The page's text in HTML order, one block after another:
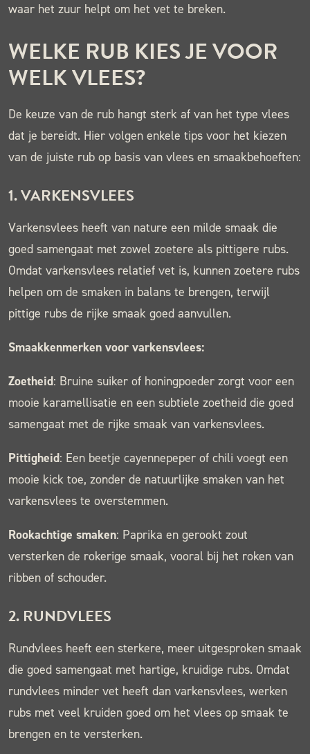
waar het zuur helpt om het vet te breken.
WELKE RUB KIES JE VOOR
WELK VLEES?
De keuze van de rub hangt sterk af van het type vlees
dat je bereidt. Hier volgen enkele tips voor het kiezen
van de juiste rub op basis van vlees en smaakbehoeften:
1.VARKENSVLEES
Varkensvlees heeft van nature een milde smaak die
goed samengaat met zowel zoetere als pittigere rubs.
Omdat varkensvlees relatief vet is, kunnen zoetere rubs
helpen om de smaken in balans te brengen, terwijl
pittige rubs de rijke smaak goed aanvullen.
Smaakkenmerken voor varkensvlees:
Zoetheid: Bruine suiker of honingpoeder zorgt voor een
mooie karamellisatie en een subtiele zoetheid die goed
samengaat met de rijke smaak van varkensvlees.
Pittigheid: Een beetje cayennepeper of chili voegt een
mooie kick toe, zonder de natuurlijke smaken van het
varkensvlees te overstemmen.
Rookachtige smaken: Paprika en gerookt zout
versterken de rokerige smaak, vooral bij het roken van
ribben of schouder.
2. RUNDVLEES
Rundvlees heeft een sterkere, meer uitgesproken smaak
die goed samengaat met hartige, kruidige rubs. Omdat
rundvlees minder vet heeft dan varkensvlees, werken
rubs met veel kruiden goed om het vlees op smaak te
brengen en te versterken.